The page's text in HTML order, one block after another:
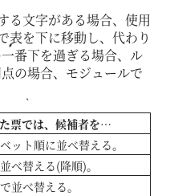
る文字がある場合、使用
表を下に移動し、代わり
番下を過ぎる場合、ル
の場合、モジュールで
票では、候補者を…
ット順に並べ替える。
べ替える(降順)。
並べ替える。